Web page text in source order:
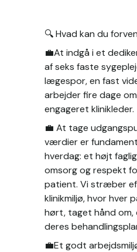
🔍 Hvad kan du
💼At indgå i et
af seks faste
lægespor, en fast
arbejder fire dage
engageret klinikleder.
💼 At tage
værdier er
hverdag: et højt
omsorg og respekt
patient. Vi stræber
klinikmiljø, hvor hver
hørt, taget hånd om,
deres
💼Et godt